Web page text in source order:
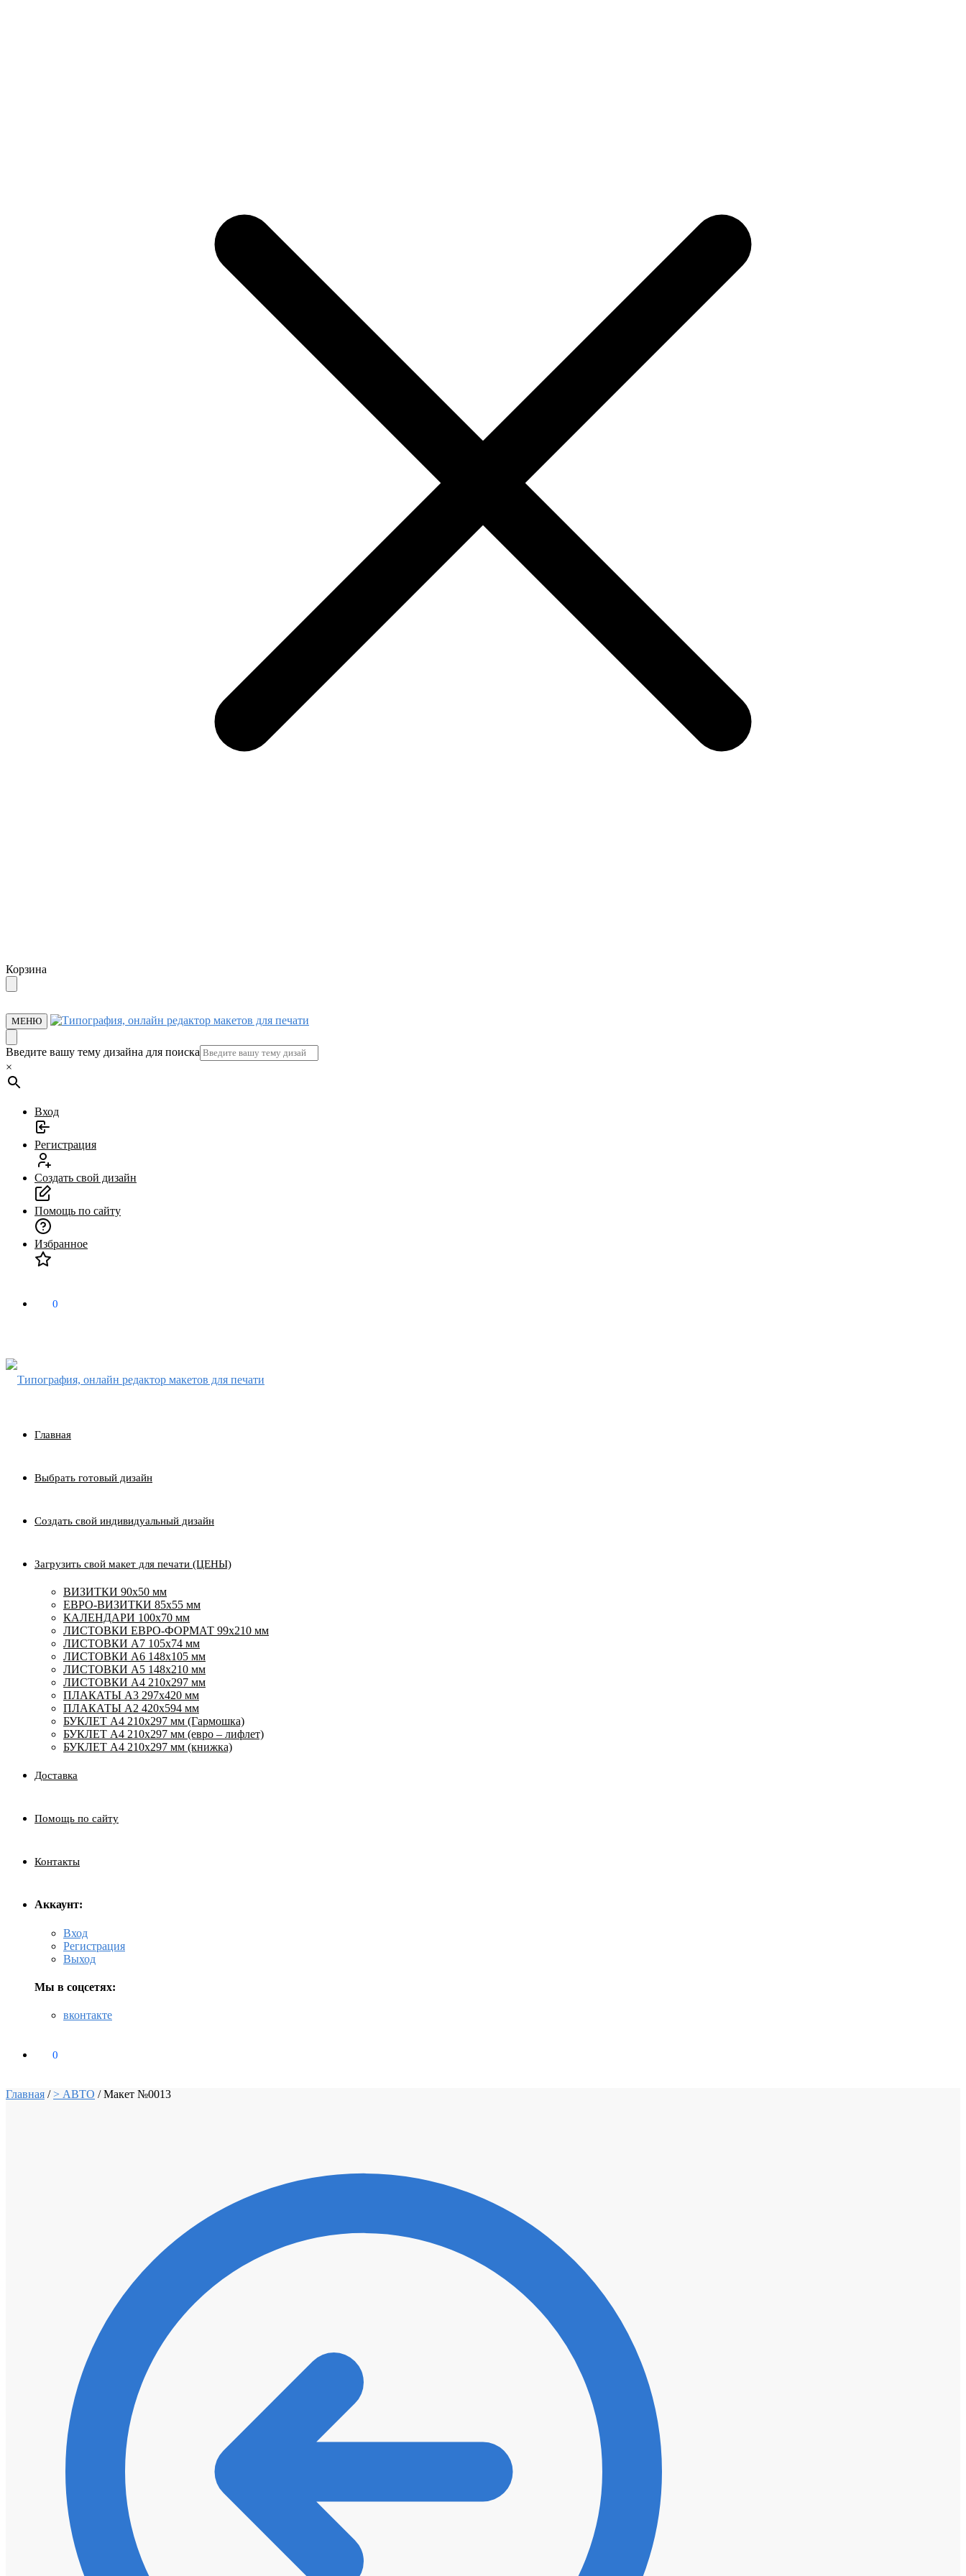
Перейти
к
навигации
Перейти
к
содержанию
Корзина
МЕНЮ
Введите вашу тему дизайна для поиска
×
Вход
Регистрация
Создать свой дизайн
Помощь по сайту
Избранное
0
Главная
Выбрать готовый дизайн
Создать свой индивидуальный дизайн
Загрузить свой макет для печати (ЦЕНЫ)
ВИЗИТКИ 90х50 мм
ЕВРО-ВИЗИТКИ 85х55 мм
КАЛЕНДАРИ 100х70 мм
ЛИСТОВКИ ЕВРО-ФОРМАТ 99х210 мм
ЛИСТОВКИ А7 105х74 мм
ЛИСТОВКИ А6 148х105 мм
ЛИСТОВКИ А5 148х210 мм
ЛИСТОВКИ А4 210х297 мм
ПЛАКАТЫ А3 297х420 мм
ПЛАКАТЫ А2 420х594 мм
БУКЛЕТ А4 210х297 мм (Гармошка)
БУКЛЕТ А4 210х297 мм (евро – лифлет)
БУКЛЕТ А4 210х297 мм (книжка)
Доставка
Помощь по сайту
Контакты
Аккаунт:
Вход
Регистрация
Выход
Мы в соцсетях:
вконтакте
0
Главная /> АВТО /Макет №0013